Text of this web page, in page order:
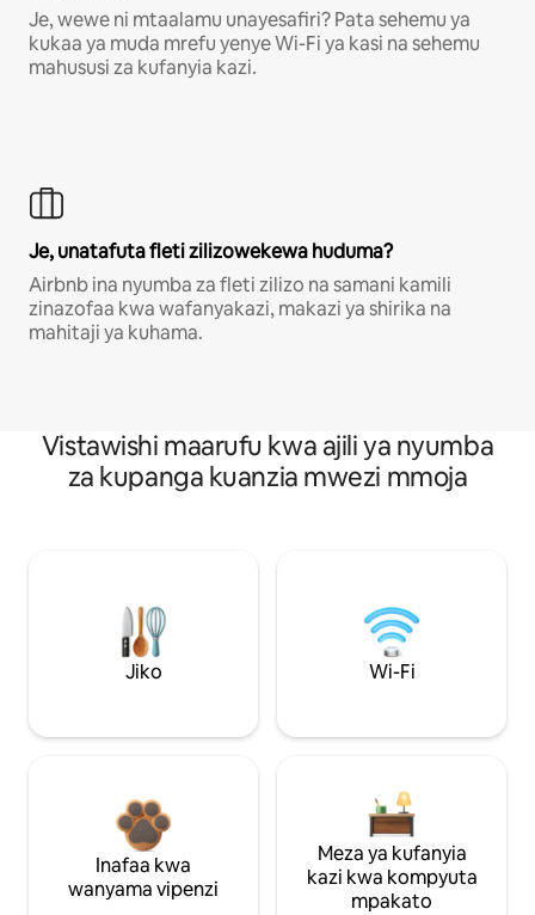
Je, wewe ni mtaalamu unayesafiri? Pata sehemu ya
kukaa ya muda mrefu yenye Wi-Fi ya kasi na sehemu
mahususi za kufanyia kazi.
Je, unatafuta fleti zilizowekewa huduma?
Airbnb ina nyumba za fleti zilizo na samani kamili
zinazofaa kwa wafanyakazi, makazi ya shirika na
mahitaji ya kuhama.
Vistawishi maarufu kwa ajili ya nyumba
za kupanga kuanzia mwezi mmoja
Jiko Wi-Fi
Inafaa kwa
wanyama vipenzi
Meza ya kufanyia
kazi kwa kompyuta
mpakato